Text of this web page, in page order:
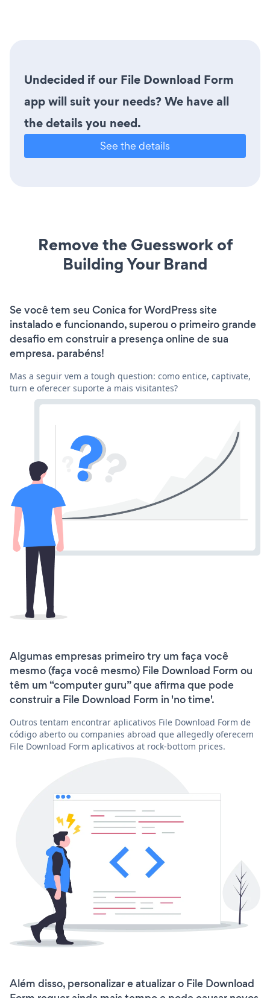
Undecided if our File Download Form
app will suit your needs? We have all
the details you need.
See the details
Remove the Guesswork of
Building Your Brand
Se você tem seu Conica for WordPress site
instalado e funcionando, superou o primeiro grande
desafio em construir a presença online de sua
empresa. parabéns!
Mas a seguir vem a tough question: como entice, captivate,
turn e oferecer suporte a mais visitantes?
Algumas empresas primeiro try um faça você
mesmo (faça você mesmo) File Download Form ou
têm um “computer guru” que afirma que pode
construir a File Download Form in 'no time'.
Outros tentam encontrar aplicativos File Download Form de
código aberto ou companies abroad que allegedly oferecem
File Download Form aplicativos at rock-bottom prices.
Além disso, personalizar e atualizar o File Download